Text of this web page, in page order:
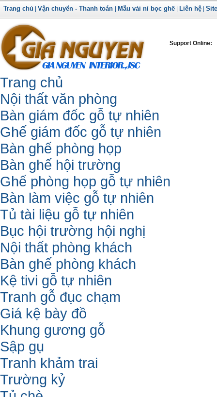
Trang chủ Vận chuyển - Thanh toán Mẫu vải nỉ bọc ghế| Liên hệ|
Support Online:
Trang chủ
Nội thất văn phòng
Bàn giám đốc gỗ tự nhiên
Ghế giám đốc gỗ tự nhiên
Bàn ghế phòng họp
Bàn ghế hội trường
Ghế phòng họp gỗ tự nhiên
Bàn làm việc gỗ tự nhiên
Tủ tài liệu gỗ tự nhiên
Bục hội trường hội nghị
Nội thất phòng khách
Bàn ghế phòng khách
Kệ tivi gỗ tự nhiên
Tranh gỗ đục chạm
Giá kệ bày đồ
Khung gương gỗ
Sập gụ
Tranh khảm trai
Trường kỷ